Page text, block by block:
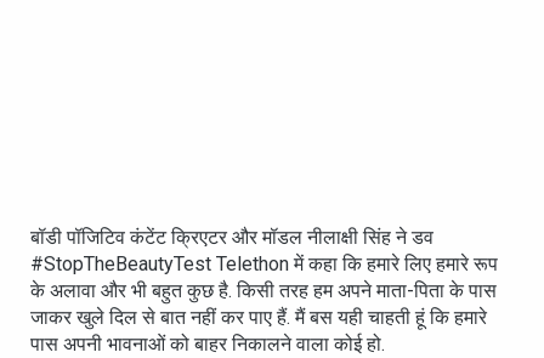
बॉडी पॉजिटिव कंटेंट क्रिएटर और मॉडल नीलाक्षी सिंह ने डव
#StopTheBeautyTest Telethon में कहा कि हमारे लिए हमारे रूप
के अलावा और भी बहुत कुछ है. किसी तरह हम अपने माता-पिता के पास
जाकर खुले दिल से बात नहीं कर पाए हैं. मैं बस यही चाहती हूं कि हमारे
पास अपनी भावनाओं को बाहर निकालने वाला कोई हो.